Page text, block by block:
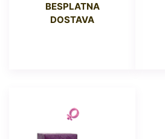
BESPLATNA
DOSTAVA